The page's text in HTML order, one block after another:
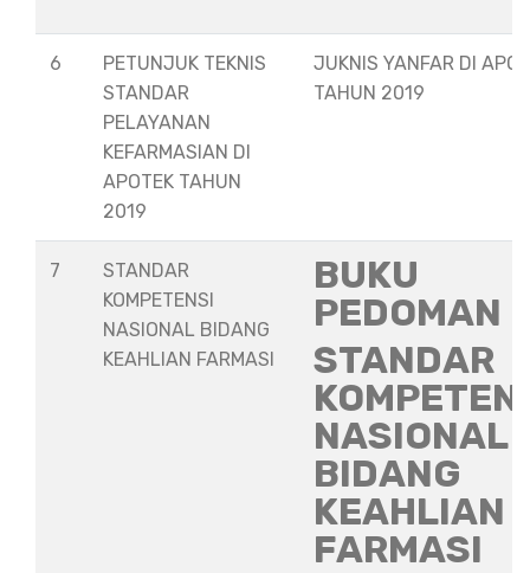
6
PETUNJUK TEKNIS
STANDAR
PELAYANAN
KEFARMASIAN DI
APOTEK TAHUN
2019
JUKNIS YANFAR DI
TAHUN 2019
7
STANDAR
KOMPETENSI
NASIONAL BIDANG
KEAHLIAN FARMASI
BUKU
PEDOMAN
STANDAR
NASIONAL
BIDANG
KEAHLIAN
FARMASI